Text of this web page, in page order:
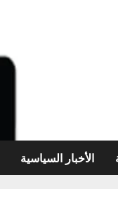
الأخبار السياسية